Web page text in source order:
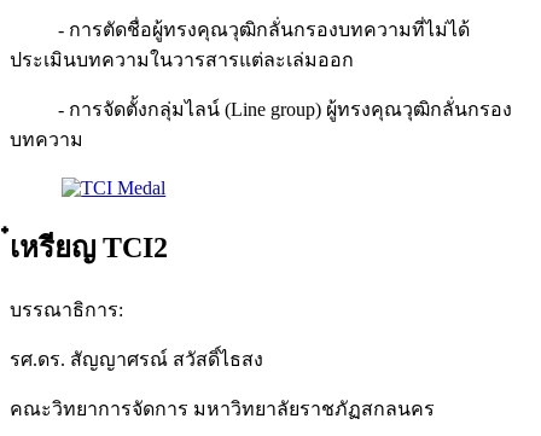
- การตัดชื่อผู้ทรงคุณวุฒิกลั่นกรองบทความที่ไม่ได้
ประเมินบทความในวารสารแต่ละเล่มออก
- การจัดตั้งกลุ่มไลน์ (Line group) ผู้ทรงคุณวุฒิกลั่นกรอง
บทความ
๋เหรียญ TCI2
บรรณาธิการ:
รศ.ดร. สัญญาศรณ์ สวัสดิ์ไธสง
คณะวิทยาการจัดการ มหาวิทยาลัยราชภัฏสกลนคร